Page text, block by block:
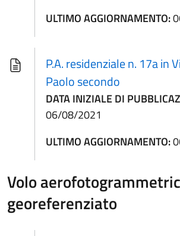
ULTIMO AGGIORNAMENTO:
P.A. residenziale n. 17a in
Paolo secondo
DATA INIZIALE DI
06/08/2021
ULTIMO AGGIORNAMENTO:
Volo
georeferenziato